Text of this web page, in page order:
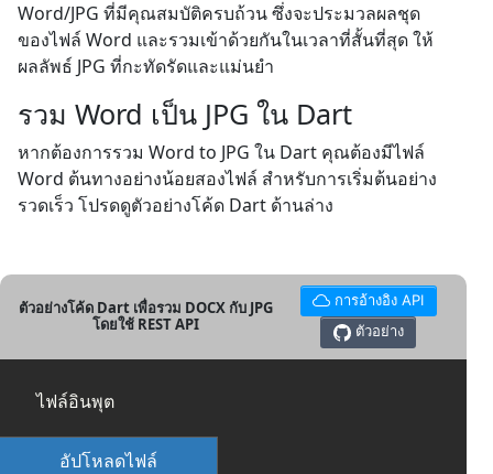
Word/JPG ที่มีคุณสมบัติครบถ้วน ซึ่งจะประมวลผลชุด
ของไฟล์ Word และรวมเข้าด้วยกันในเวลาที่สั้นที่สุด ให้
ผลลัพธ์ JPG ที่กะทัดรัดและแม่นยำ
รวม Word เป็น JPG ใน Dart
หากต้องการรวม Word to JPG ใน Dart คุณต้องมีไฟล์
Word ต้นทางอย่างน้อยสองไฟล์ สำหรับการเริ่มต้นอย่าง
รวดเร็ว โปรดดูตัวอย่างโค้ด Dart ด้านล่าง
ตัวอย่างโค้ด Dart เพื่อรวม DOCX กับ JPG
โดยใช้ REST API
การอ้างอิง API
ตัวอย่าง
ไฟล์อินพุต
อัปโหลดไฟล์